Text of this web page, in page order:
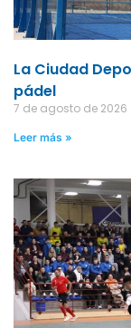
La Ciudad
pádel
7 de agosto de 2026
Leer más »